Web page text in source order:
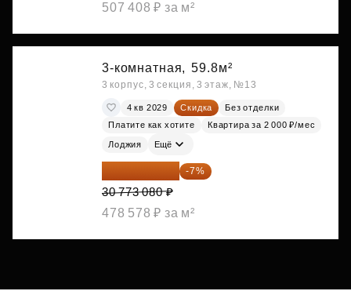
507 408 ₽ за м²
3-комнатная, 59.8м²
3 корпус, 3 секция, 3 этаж, №13
4 кв 2029 Скидка
Без отделки
Платите как хотите
Квартира за 2 000 ₽/мес
Лоджия Ещё
28 618 964 ₽ -7%
30 773 080 ₽
478 578 ₽ за м²